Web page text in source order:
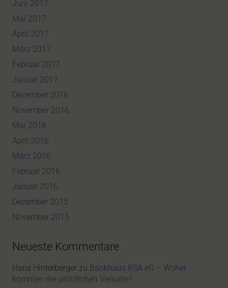
Juni 2017
Mai 2017
April 2017
März 2017
Februar 2017
Januar 2017
Dezember 2016
November 2016
Mai 2016
April 2016
März 2016
Februar 2016
Januar 2016
Dezember 2015
November 2015
Neueste Kommentare
Hans Hinterberger zu Bankhaus RSA eG – Woher
kommen die plötzlichen Verluste?